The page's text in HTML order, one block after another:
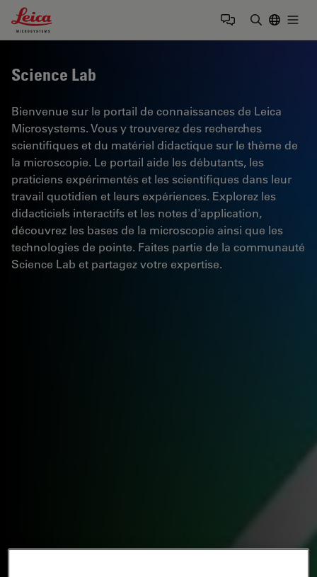
Leica Microsystems Logo
Science Lab
Bienvenue sur le portail de connaissances de Leica
Microsystems. Vous y trouverez des recherches
scientifiques et du matériel didactique sur le thème de
la microscopie. Le portail aide les débutants, les
praticiens expérimentés et les scientifiques dans leur
travail quotidien et leurs expériences. Explorez les
didacticiels interactifs et les notes d'application,
découvrez les bases de la microscopie ainsi que les
technologies de pointe. Faites partie de la communauté
Science Lab et partagez votre expertise.